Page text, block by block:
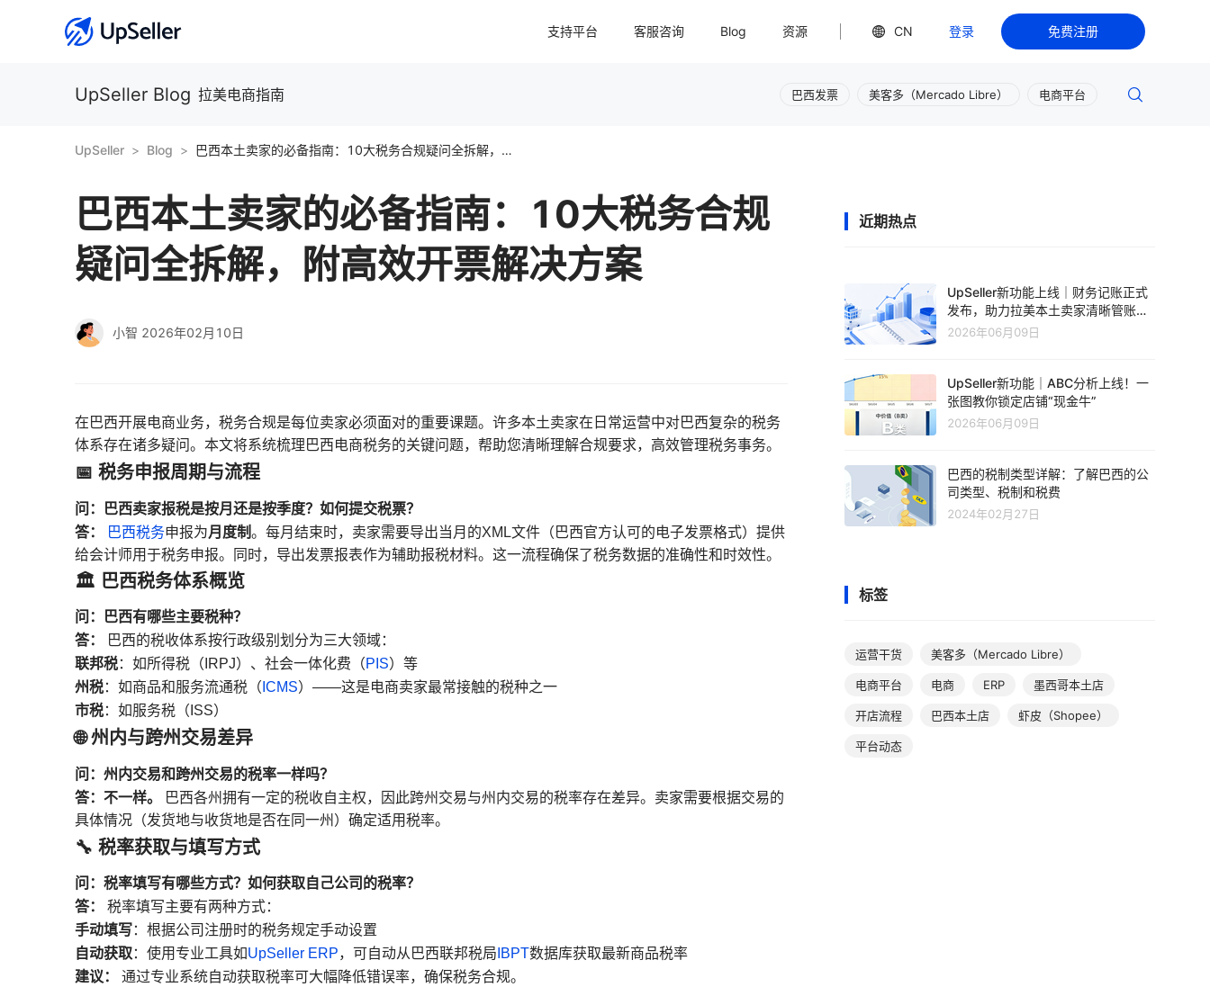
支持平台 客服咨询 Blog 资源 CN 登录 免费注册
UpSeller Blog 拉美电商指南 巴西发票 美客多（Mercado Libre） 电商平台
UpSeller Blog 巴西本土卖家的必备指南：10大税务合规疑问全拆解，附高效开票解决方案
巴西本土卖家的必备指南：10大税务合规
疑问全拆解，附高效开票解决方案
小智 2026年02月10日
在巴西开展电商业务，税务合规是每位卖家必须面对的重要课题。许多本土卖家在日常运营中对巴西复杂的税务
体系存在诸多疑问。本文将系统梳理巴西电商税务的关键问题，帮助您清晰理解合规要求，高效管理税务事务。
📅 税务申报周期与流程
问：巴西卖家报税是按月还是按季度？如何提交税票？
答：
巴西税务申报为月度制。每月结束时，卖家需要导出当月的XML文件（巴西官方认可的电子发票格式）提供
给会计师用于税务申报。同时，导出发票报表作为辅助报税材料。这一流程确保了税务数据的准确性和时效性。
🏛️ 巴西税务体系概览
问：巴西有哪些主要税种？
答：
巴西的税收体系按行政级别划分为三大领域：
联邦税：如所得税（IRPJ）、社会一体化费（PIS）等
州税：如商品和服务流通税（ ICMS）——这是电商卖家最常接触的税种之一
市税：如服务税（ISS）
🌐 州内与跨州交易差异
问：州内交易和跨州交易的税率一样吗？
答：不一样。
巴西各州拥有一定的税收自主权，因此跨州交易与州内交易的税率存在差异。卖家需要根据交易的
具体情况（发货地与收货地是否在同一州）确定适用税率。
🔧 税率获取与填写方式
问：税率填写有哪些方式？如何获取自己公司的税率？
答：
税率填写主要有两种方式：
手动填写：根据公司注册时的税务规定手动设置
自动获取：使用专业工具如UpSeller ERP，可自动从巴西联邦税局 IBPT数据库获取最新商品税率
建议： 通过专业系统自动获取税率可大幅降低错误率，确保税务合规。
近期热点
UpSeller新功能上线｜财务记账正式
发布，助力拉美本土卖家清晰管账、
轻松盈利
2026年06月09日
UpSeller新功能｜ABC分析上线！一
张图教你锁定店铺“现金牛”
2026年06月09日
巴西的税制类型详解：了解巴西的公
司类型、税制和税费
2024年02月27日
标签
运营干货 美客多（Mercado Libre）
电商平台 电商 ERP 墨西哥本土店
开店流程 巴西本土店 虾皮（Shopee）
平台动态